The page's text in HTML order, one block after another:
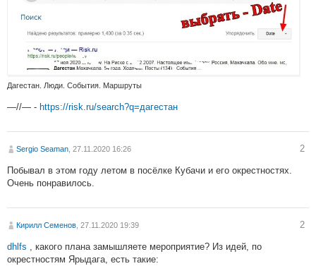
Дагестан. Люди. События. Маршруты
—//— - https://risk.ru/search?q=дагестан
Sergio Seaman , 27.11.2020 16:26 2
Побывал в этом году летом в посёлке Кубачи и его окрестностях.
Очень понравилось.
Кирилл Семенов , 27.11.2020 19:39 2
dhlfs , какого плана замышляете мероприятие? Из идей, по
окрестностям Ярыдага, есть такие: